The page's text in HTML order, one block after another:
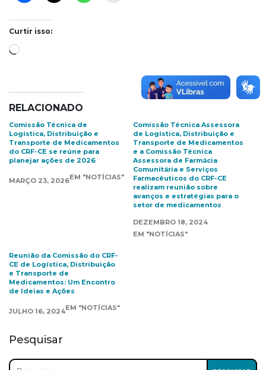
Curtir isso:
Carregando...
RELACIONADO
Comissão Técnica de
Logística, Distribuição e
Transporte de Medicamentos
do CRF-CE se reúne para
planejar ações de 2026
MARÇO 23, 2026EM "NOTÍCIAS"
Comissão Técnica Assessora
de Logística, Distribuição e
Transporte de Medicamentos
e a Comissão Técnica
Assessora de Farmácia
Comunitária e Serviços
Farmacêuticos do CRF-CE
realizam reunião sobre
avanços e estratégias para o
setor de medicamentos
DEZEMBRO 18, 2024
EM "NOTÍCIAS"
Reunião da Comissão do CRF-
CE de Logística, Distribuição
e Transporte de
Medicamentos: Um Encontro
de Ideias e Ações
JULHO 16, 2024EM "NOTÍCIAS"
Pesquisar
Pesquisar